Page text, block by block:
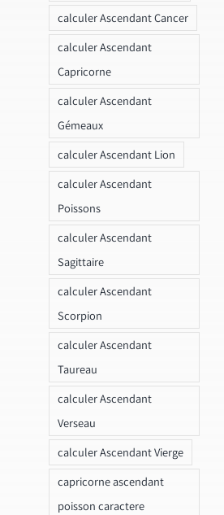
calculer Ascendant Cancer
calculer Ascendant
Capricorne
calculer Ascendant
Gémeaux
calculer Ascendant Lion
calculer Ascendant
Poissons
calculer Ascendant
Sagittaire
calculer Ascendant
Scorpion
calculer Ascendant
Taureau
calculer Ascendant
Verseau
calculer Ascendant Vierge
capricorne ascendant
poisson caractere